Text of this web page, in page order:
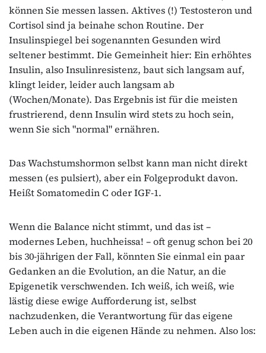
können Sie messen lassen. Aktives (!) Testosteron und
Cortisol sind ja beinahe schon Routine. Der
Insulinspiegel bei sogenannten Gesunden wird
seltener bestimmt. Die Gemeinheit hier: Ein erhöhtes
Insulin, also Insulinresistenz, baut sich langsam auf,
klingt leider, leider auch langsam ab
(Wochen/Monate). Das Ergebnis ist für die meisten
frustrierend, denn Insulin wird stets zu hoch sein,
wenn Sie sich "normal" ernähren.
Das Wachstumshormon selbst kann man nicht direkt
messen (es pulsiert), aber ein Folgeprodukt davon.
Heißt Somatomedin C oder IGF-1.
Wenn die Balance nicht stimmt, und das ist –
modernes Leben, huchheissa! – oft genug schon bei 20
bis 30-jährigen der Fall, könnten Sie einmal ein paar
Gedanken an die Evolution, an die Natur, an die
Epigenetik verschwenden. Ich weiß, ich weiß, wie
lästig diese ewige Aufforderung ist, selbst
nachzudenken, die Verantwortung für das eigene
Leben auch in die eigenen Hände zu nehmen. Also los: